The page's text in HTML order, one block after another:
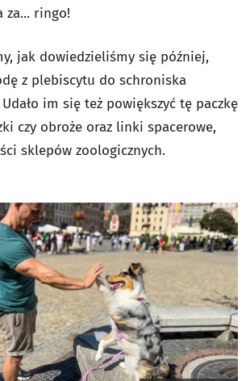
za... ringo!
jak dowiedzieliśmy się później,
z plebiscytu do schroniska
im się też powiększyć tę paczkę
czy obroże oraz linki spacerowe,
sklepów zoologicznych.